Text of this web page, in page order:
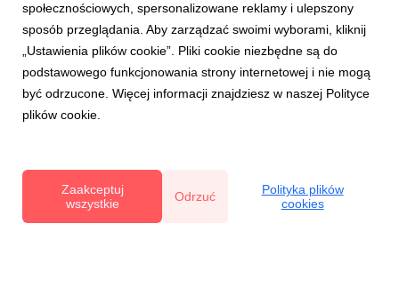
Dietetycy na plantacji żurawiny - wspólnie o
zdrowiu i naturze
2 października 2025
Polska plantacja żurawiny Fieldstone Family Farm była
miejscem wyjątkowego spotkania, łączącego dwa
środowiska - producentów żywności i dietetyków.
rekomendacjach specjalist...
społecznościowych, spersonalizowane reklamy i ulepszony
sposób przeglądania. Aby zarządzać swoimi wyborami, kliknij
„Ustawienia plików cookie”. Pliki cookie niezbędne są do
podstawowego funkcjonowania strony internetowej i nie mogą
być odrzucone. Więcej informacji znajdziesz w naszej Polityce
plików cookie.
Zaakceptuj
wszystkie
Odrzuć
Polityka plików
cookies